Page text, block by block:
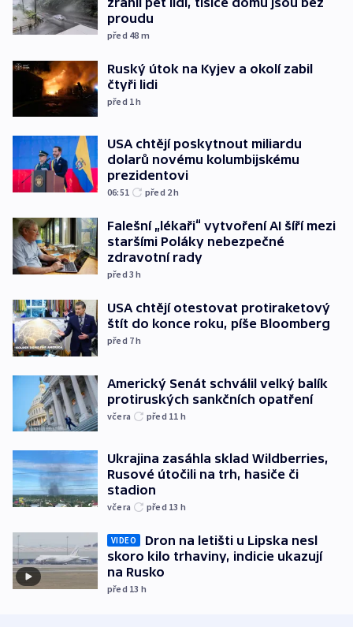
proudu
před 48 m
Ruský útok na Kyjev a okolí zabil
čtyři lidi
před 1h
USA chtějí poskytnout miliardu
dolarů novému kolumbijskému
prezidentovi
06:51 před 2h
Falešní „lékaři“ vytvoření AI šíří mezi
staršími Poláky nebezpečné
zdravotní rady
před 3h
USA chtějí otestovat protiraketový
štít do konce roku, píše Bloomberg
před 7h
Americký Senát schválil velký balík
protiruských sankčních opatření
včera před 11 h
Ukrajina zasáhla sklad Wildberries,
Rusové útočili na trh, hasiče či
stadion
včera před 13 h
VIDEO
Dron na letišti u Lipska nesl
skoro kilo trhaviny, indicie ukazují
na Rusko
před 13 h